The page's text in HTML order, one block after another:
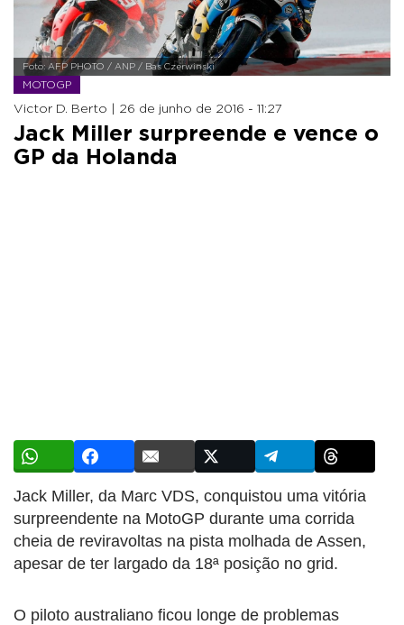
Foto: AFP PHOTO / ANP / Bas Czerwinski
MOTOGP
Victor D. Berto | 26 de junho de 2016 - 11:27
Jack Miller surpreende e vence o
GP da Holanda
Jack Miller, da Marc VDS, conquistou uma vitória
surpreendente na MotoGP durante uma corrida
cheia de reviravoltas na pista molhada de Assen,
apesar de ter largado da 18ª posição no grid.
O piloto australiano ficou longe de problemas